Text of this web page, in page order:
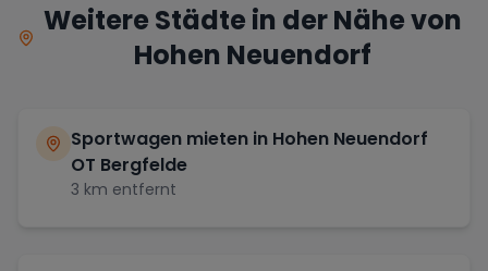
Weitere Städte in der Nähe von
Hohen Neuendorf
Sportwagen mieten in Hohen Neuendorf
OT Bergfelde
3 km entfernt